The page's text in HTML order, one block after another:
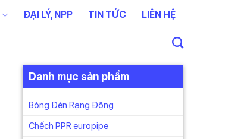
ĐẠI LÝ, NPP TIN TỨC LIÊN HỆ
Danh mục sản phẩm
Bóng Đèn Rạng Đông
Chếch PPR europipe